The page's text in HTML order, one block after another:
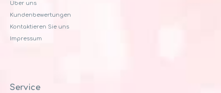
Uber uns
Kundenbewertungen
Kontaktieren Sie uns
Impressum
Service